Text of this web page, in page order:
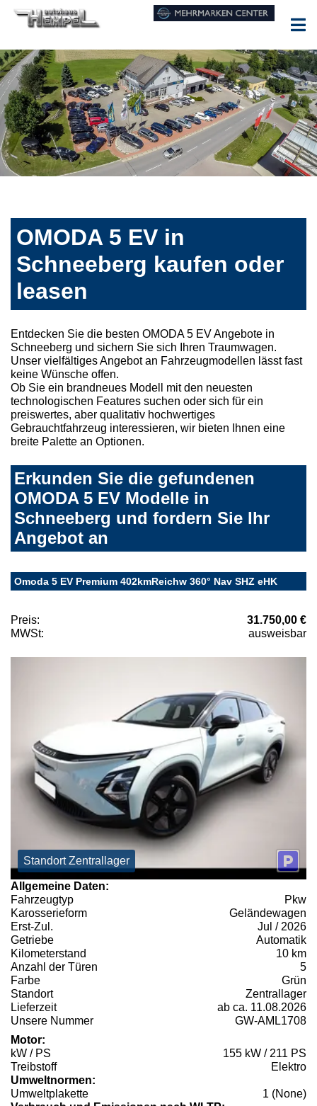
OMODA 5 EV in
Schneeberg kaufen oder
leasen
Entdecken Sie die besten OMODA 5 EV Angebote in
Schneeberg und sichern Sie sich Ihren Traumwagen.
Unser vielfältiges Angebot an Fahrzeugmodellen lässt fast
keine Wünsche offen.
Ob Sie ein brandneues Modell mit den neuesten
technologischen Features suchen oder sich für ein
preiswertes, aber qualitativ hochwertiges
Gebrauchtfahrzeug interessieren, wir bieten Ihnen eine
breite Palette an Optionen.
Erkunden Sie die gefundenen
OMODA 5 EV Modelle in
Schneeberg und fordern Sie Ihr
Angebot an
Omoda 5 EV Premium 402kmReichw 360° Nav SHZ eHK
Preis:
31.750,00 €
MWSt:
ausweisbar
Standort Zentrallager
Allgemeine Daten:
Fahrzeugtyp
Pkw
Karosserieform
Geländewagen
Erst-Zul.
Jul / 2026
Getriebe
Automatik
Kilometerstand
10 km
Anzahl der Türen
5
Farbe
Grün
Standort
Zentrallager
Lieferzeit
ab ca. 11.08.2026
Unsere Nummer
GW-AML1708
Motor:
kW / PS
155 kW / 211 PS
Treibstoff
Elektro
Umweltnormen:
Umweltplakette
1 (None)